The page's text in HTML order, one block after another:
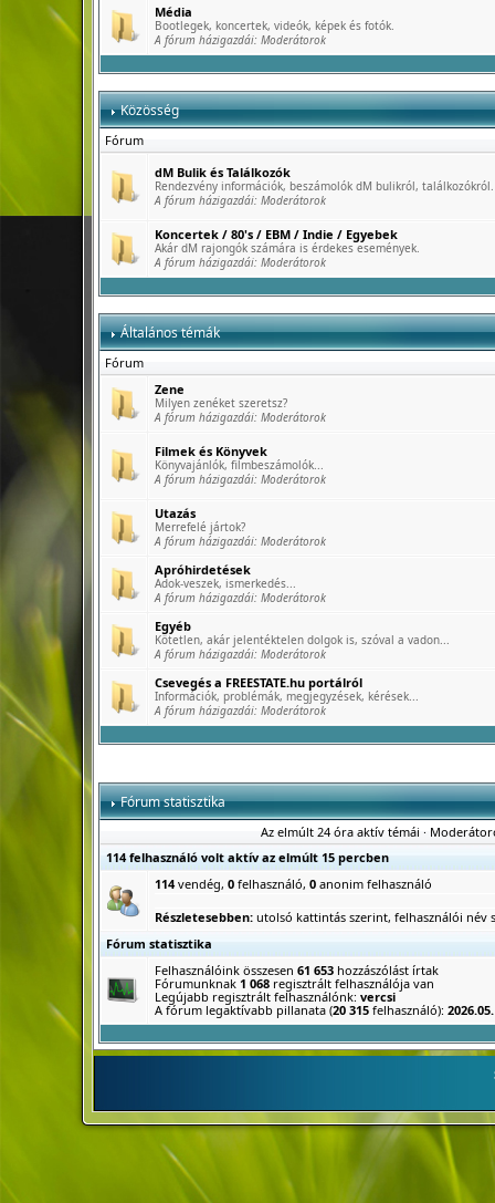
Média
Bootlegek, koncertek, videók, képek és fotók.
A fórum házigazdái: Moderátorok
Közösség
Fórum
dM Bulik és Találkozók
Rendezvény információk, beszámolók dM bulikról, találkozókról.
A fórum házigazdái: Moderátorok
Koncertek / 80's / EBM / Indie / Egyebek
Akár dM rajongók számára is érdekes események.
A fórum házigazdái: Moderátorok
Általános témák
Fórum
Zene
Milyen zenéket szeretsz?
A fórum házigazdái: Moderátorok
Filmek és Könyvek
Könyvajánlók, filmbeszámolók...
A fórum házigazdái: Moderátorok
Utazás
Merrefelé jártok?
A fórum házigazdái: Moderátorok
Apróhirdetések
Adok-veszek, ismerkedés...
A fórum házigazdái: Moderátorok
Egyéb
Kötetlen, akár jelentéktelen dolgok is, szóval a vadon...
A fórum házigazdái: Moderátorok
Csevegés a FREESTATE.hu portálról
Információk, problémák, megjegyzések, kérések...
A fórum házigazdái: Moderátorok
Fórum statisztika
Az elmúlt 24 óra aktív témái ·
114 felhasználó volt aktív az elmúlt 15 percben
114vendég, 0felhasználó, 0anonim felhasználó
Részletesebben: utolsó kattintás szerint, felhasználói név
Fórum statisztika
Felhasználóink összesen 61 653hozzászólást írtak
Fórumunknak 1 068regisztrált felhasználója van
Legújabb regisztrált felhasználónk: vercsi
A fórum legaktívabb pillanata (20 315felhasználó):